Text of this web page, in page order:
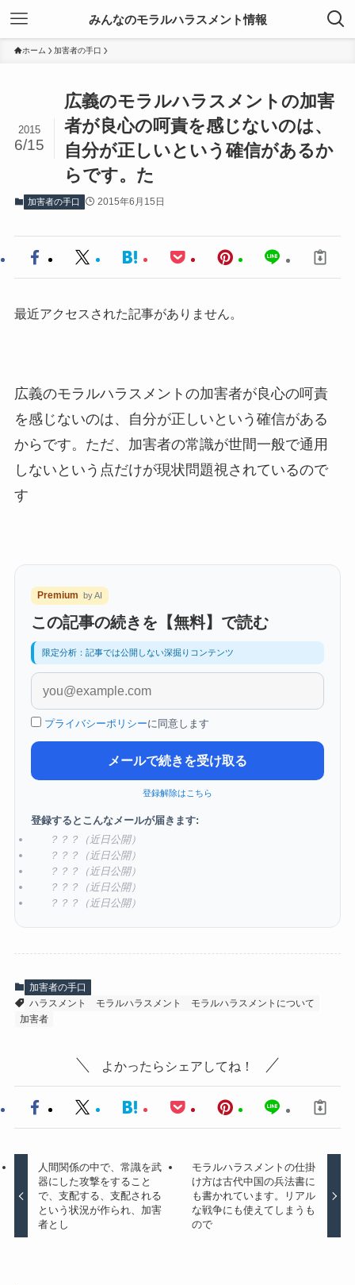
みんなのモラルハラスメント情報
ホーム 加害者の手口
広義のモラルハラスメントの加害
者が良心の呵責を感じないのは、
自分が正しいという確信があるか
らです。た
2015
6/15
加害者の手口 2015年6月15日
最近アクセスされた記事がありません。
広義のモラルハラスメントの加害者が良心の呵責
を感じないのは、自分が正しいという確信がある
からです。ただ、加害者の常識が世間一般で通用
しないという点だけが現状問題視されているので
す
Premium by AI
この記事の続きを【無料】で読む
限定分析：記事では公開しない深掘りコンテンツ
プライバシーポリシーに同意します
メールで続きを受け取る
登録解除はこちら
登録するとこんなメールが届きます:
？？？（近日公開）
？？？（近日公開）
？？？（近日公開）
？？？（近日公開）
？？？（近日公開）
加害者の手口
ハラスメント
モラルハラスメント
モラルハラスメントについて
加害者
よかったらシェアしてね！
人間関係の中で、常識を武
器にした攻撃をすること
で、支配する、支配される
という状況が作られ、加害
者とし
モラルハラスメントの仕掛
け方は古代中国の兵法書に
も書かれています。リアル
な戦争にも使えてしまうも
ので